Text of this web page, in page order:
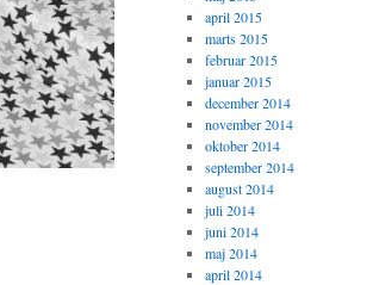
april 2015
marts 2015
februar 2015
januar 2015
december 2014
november 2014
oktober 2014
september 2014
august 2014
juli 2014
juni 2014
maj 2014
april 2014